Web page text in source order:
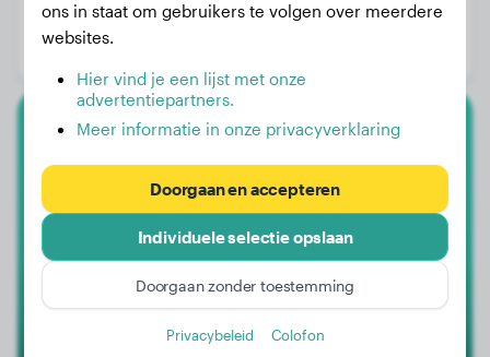
Leeftijd:
1 jaar, 9 maanden
Schotse Terriër
Cooper
ons in staat om gebruikers te volgen over meerdere
websites.
Hier vind je een lijst met onze
advertentiepartners.
Meer informatie in onze privacyverklaring
Doorgaan en accepteren
Individuele selectie opslaan
Doorgaan zonder toestemming
Privacybeleid Colofon